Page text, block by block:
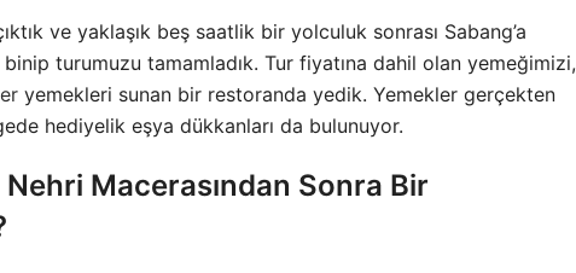
ve yaklaşık beş saatlik bir yolculuk sonrası Sabang’a
turumuzu tamamladık. Tur fiyatına dahil olan yemeğimizi,
yemekleri sunan bir restoranda yedik. Yemekler gerçekten
hediyelik eşya dükkanları da bulunuyor.
Macerasından Sonra Bir